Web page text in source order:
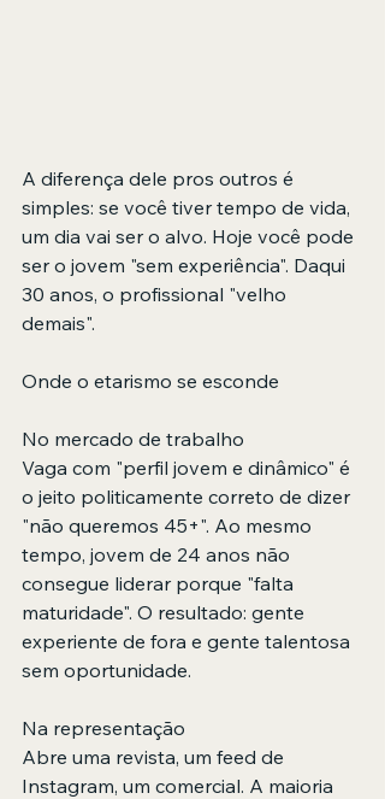
A diferença dele pros outros é
simples: se você tiver tempo de vida,
um dia vai ser o alvo. Hoje você pode
ser o jovem "sem experiência". Daqui
30 anos, o profissional "velho
demais".
Onde o etarismo se esconde
No mercado de trabalho
Vaga com "perfil jovem e dinâmico" é
o jeito politicamente correto de dizer
"não queremos 45+". Ao mesmo
tempo, jovem de 24 anos não
consegue liderar porque "falta
maturidade". O resultado: gente
experiente de fora e gente talentosa
sem oportunidade.
Na representação
Abre uma revista, um feed de
Instagram, um comercial. A maioria